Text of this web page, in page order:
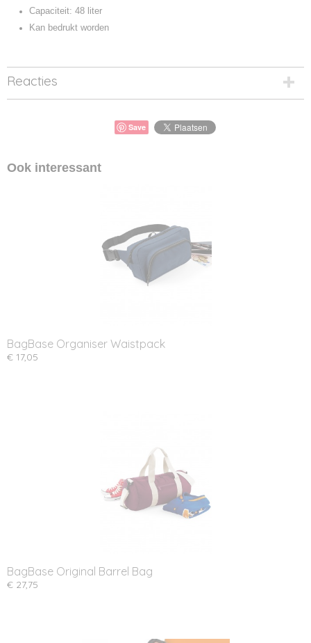
Capaciteit: 48 liter
Kan bedrukt worden
Reacties
Save
Ook interessant
BagBase Organiser Waistpack
€ 17,05
BagBase Original Barrel Bag
€ 27,75